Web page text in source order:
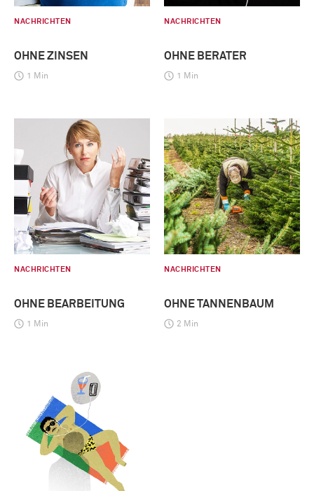
NACHRICHTEN
OHNE ZINSEN
1 Min
NACHRICHTEN
OHNE BERATER
1 Min
NACHRICHTEN
OHNE BEARBEITUNG
1 Min
NACHRICHTEN
OHNE TANNENBAUM
2 Min